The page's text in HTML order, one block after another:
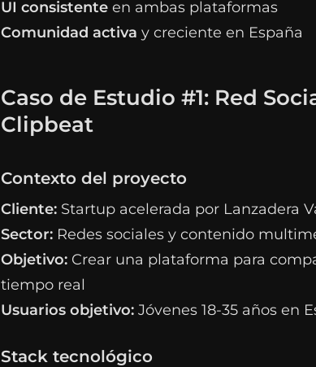
UI consistente en ambas plataformas
Comunidad activa y creciente en España
Caso de Estudio #1: Red
Clipbeat
Contexto del proyecto
Cliente: Startup acelerada por Lanzadera
Sector: Redes sociales y contenido
Objetivo: Crear una plataforma para
tiempo real
Usuarios objetivo: Jóvenes 18-35 años en
Stack tecnológico